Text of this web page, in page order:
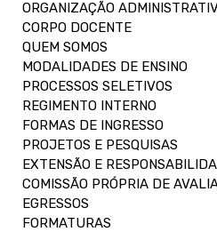
ORGANIZAÇÃO
CORPO DOCENTE
QUEM SOMOS
MODALIDADES DE ENSINO
PROCESSOS SELETIVOS
REGIMENTO INTERNO
FORMAS DE INGRESSO
PROJETOS E PESQUISAS
EXTENSÃO E
COMISSÃO PRÓPRIA DE
EGRESSOS
FORMATURAS